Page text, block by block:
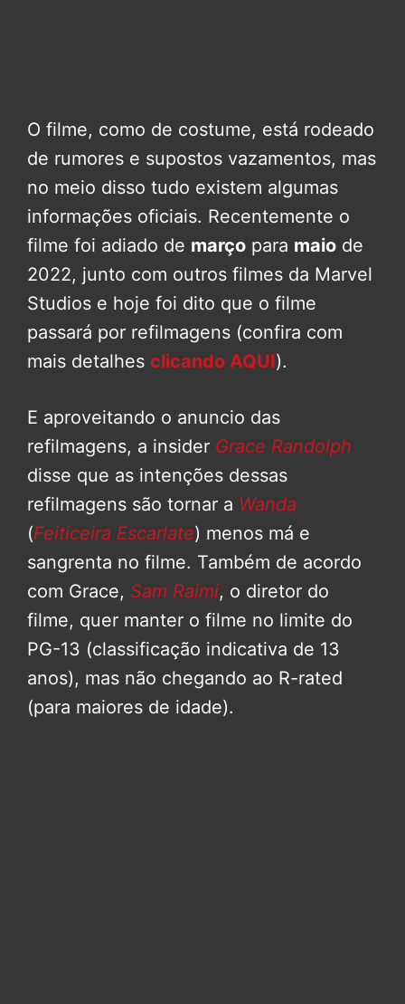
O filme, como de costume, está rodeado
de rumores e supostos vazamentos, mas
no meio disso tudo existem algumas
informações oficiais. Recentemente o
filme foi adiado de março para maio de
2022, junto com outros filmes da Marvel
Studios e hoje foi dito que o filme
passará por refilmagens (confira com
mais detalhes clicando AQUI).
E aproveitando o anuncio das
refilmagens, a insider Grace Randolph
disse que as intenções dessas
refilmagens são tornar a Wanda
(Feiticeira Escarlate) menos má e
sangrenta no filme. Também de acordo
com Grace, Sam Raimi, o diretor do
filme, quer manter o filme no limite do
PG-13 (classificação indicativa de 13
anos), mas não chegando ao R-rated
(para maiores de idade).